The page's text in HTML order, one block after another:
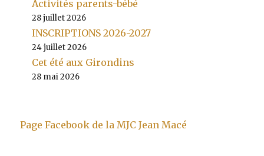
Activités parents-bébé
28 juillet 2026
INSCRIPTIONS 2026-2027
24 juillet 2026
Cet été aux Girondins
28 mai 2026
Page Facebook de la MJC Jean Macé